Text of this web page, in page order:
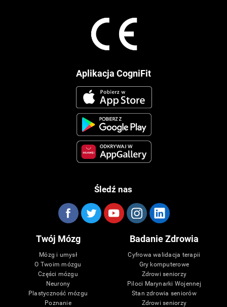
Aplikacja CogniFit
Śledź nas
Twój Mózg
Mózg i umysł
O Twoim mózgu
Części mózgu
Neurony
Plastyczność mózgu
Poznanie
Badanie Zdrowia
Cyfrowa walidacja terapii
Gry komputerowe
Zdrowi seniorzy
Piloci Marynarki Wojennej
Stan zdrowia seniorów
Zdrowi seniorzy